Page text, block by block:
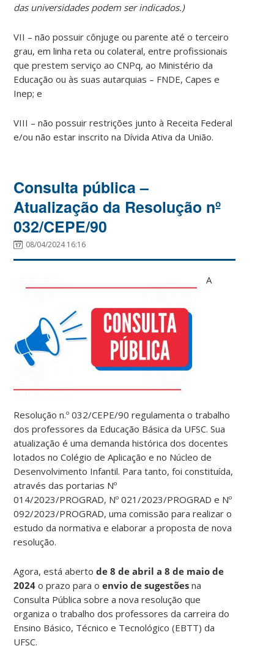
das universidades podem ser indicados.)
VII – não possuir cônjuge ou parente até o terceiro
grau, em linha reta ou colateral, entre profissionais
que prestem serviço ao CNPq, ao Ministério da
Educação ou às suas autarquias – FNDE, Capes e
Inep; e
VIII – não possuir restrições junto à Receita Federal
e/ou não estar inscrito na Dívida Ativa da União.
Consulta pública –
Atualização da Resolução nº
032/CEPE/90
08/04/2024 16:16
A
Resolução n.º 032/CEPE/90 regulamenta o trabalho
dos professores da Educação Básica da UFSC. Sua
atualização é uma demanda histórica dos docentes
lotados no Colégio de Aplicação e no Núcleo de
Desenvolvimento Infantil. Para tanto, foi constituída,
através das portarias Nº
014/2023/PROGRAD, Nº 021/2023/PROGRAD e Nº
092/2023/PROGRAD, uma comissão para realizar o
estudo da normativa e elaborar a proposta de nova
resolução.
Agora, está abertode 8 de abril a 8 de maio de
2024 o prazo para o envio de sugestões na
Consulta Pública sobre a nova resolução que
organiza o trabalho dos professores da carreira do
Ensino Básico, Técnico e Tecnológico (EBTT) da
UFSC.